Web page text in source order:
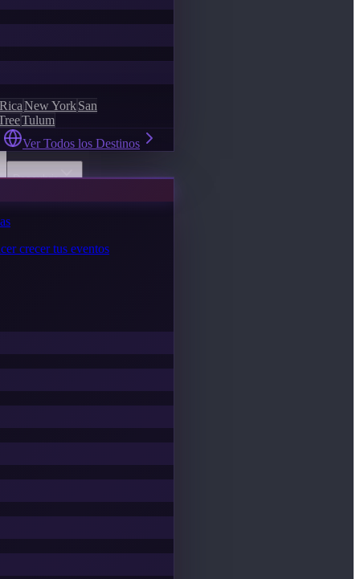
New YorkSan
Tulum
Ver Todos los Destinos
Descubrir
crecer tus eventos